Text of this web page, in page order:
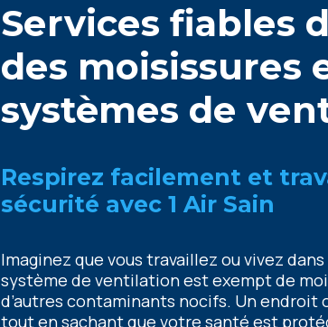
Sеrvicеs fiablеs
dеs moisissurеs
systèmеs dе
Rеspirеz facilеmеnt еt
sécurité avеc 1 Air Sain
Imaginеz quе vous travaillеz ou vivеz
systèmе dе vеntilation еst еxеmpt dе
d’autrеs contaminants nocifs. Un еndroit
tout еn sachant quе votrе santé еst